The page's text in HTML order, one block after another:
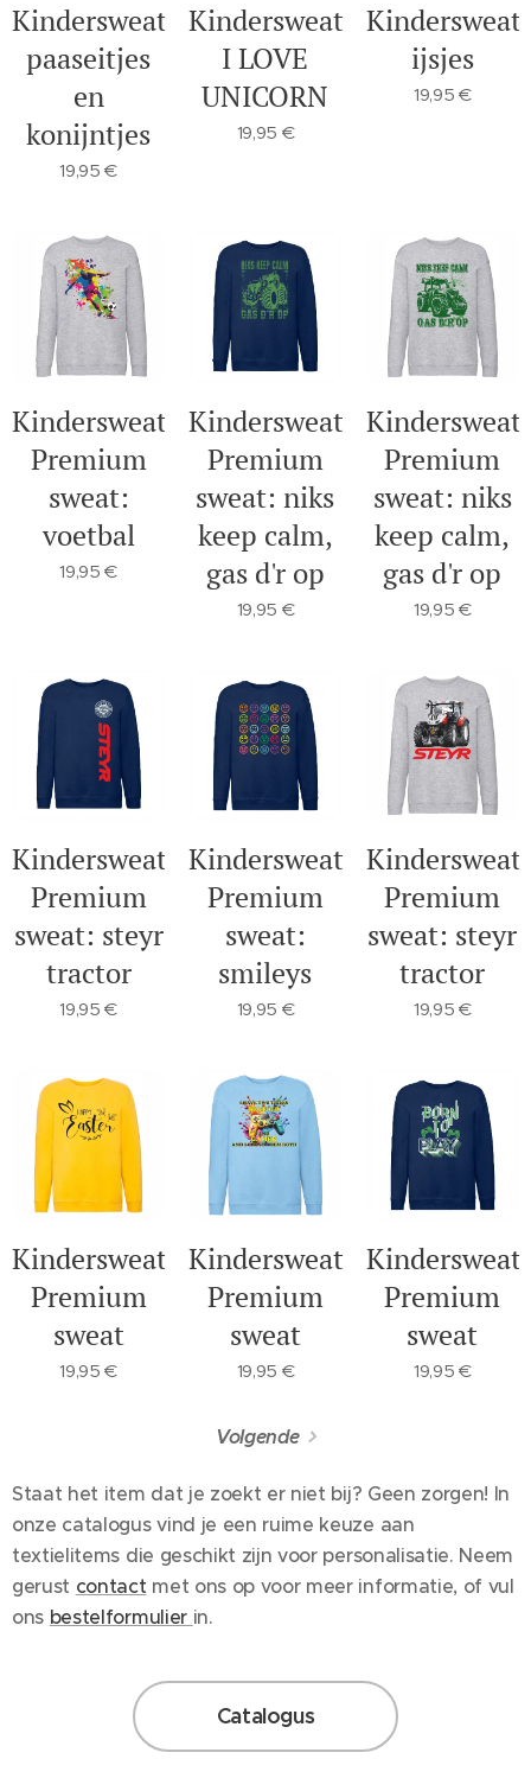
Kindersweater:
paaseitjes
en
konijntjes
19,95 €
Kindersweater:
I LOVE
UNICORN
19,95 €
ijsjes
19,95 €
Kindersweater
Premium
sweat:
voetbal
19,95 €
Kindersweater
Premium
sweat: niks
keep calm,
gas d'r op
19,95 €
Premium
sweat: niks
keep calm,
gas d'r op
19,95 €
Kindersweater
Premium
sweat: steyr
tractor
19,95 €
Kindersweater
Premium
sweat:
smileys
19,95 €
Premium
sweat: steyr
tractor
19,95 €
Kindersweater
Premium
sweat
19,95 €
Kindersweater
Premium
sweat
19,95 €
Premium
sweat
19,95 €
Volgende
Staat het item dat je zoekt er niet bij? Geen zorgen! In
onze catalogus vind je een ruime keuze aan
textielitems die geschikt zijn voor personalisatie. Neem
gerust contact met ons op voor meer informatie, of vul
ons bestelformulier in.
Catalogus